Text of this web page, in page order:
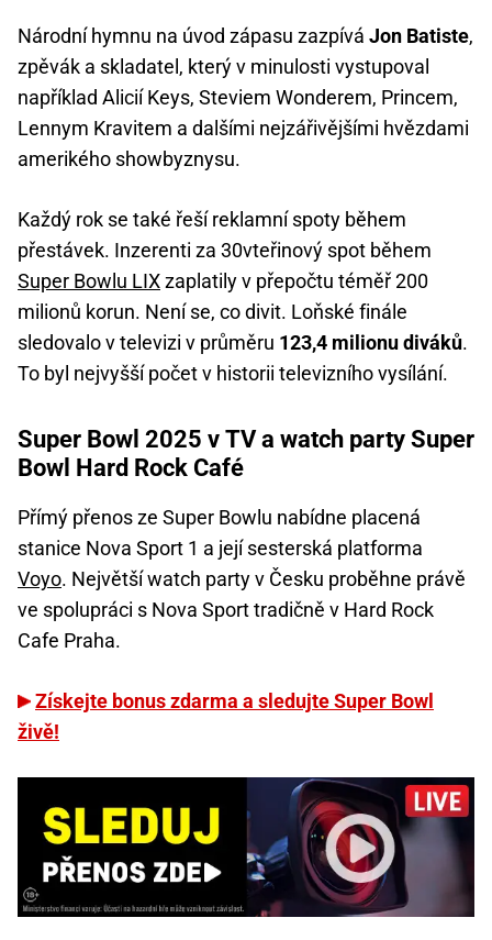
Národní hymnu na úvod zápasu zazpívá Jon Batiste,
zpěvák a skladatel, který v minulosti vystupoval
například Alicií Keys, Steviem Wonderem, Princem,
Lennym Kravitem a dalšími nejzářivějšími hvězdami
amerikého showbyznysu.
Každý rok se také řeší reklamní spoty během
přestávek. Inzerenti za 30vteřinový spot během
Super Bowlu LIXzaplatily v přepočtu téměř 200
milionů korun. Není se, co divit. Loňské finále
sledovalo v televizi v průměru 123,4 milionu diváků.
To byl nejvyšší počet v historii televizního vysílání.
Super Bowl 2025 v TV a watch party Super
Bowl Hard Rock Café
Přímý přenos ze Super Bowlu nabídne placená
stanice Nova Sport 1 a její sesterská platforma
Voyo. Největší watch party v Česku proběhne právě
ve spolupráci s Nova Sport tradičně v Hard Rock
Cafe Praha.
Získejte bonus zdarma a sledujte Super Bowl
živě!